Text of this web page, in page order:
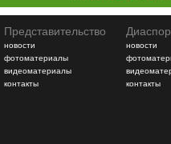
Представительство
новости
фотоматериалы
видеоматериалы
контакты
новости
контакты